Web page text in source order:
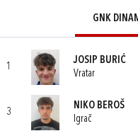
GNK
1
JOSIP BURIĆ
Vratar
3
NIKO BEROŠ
Igrač